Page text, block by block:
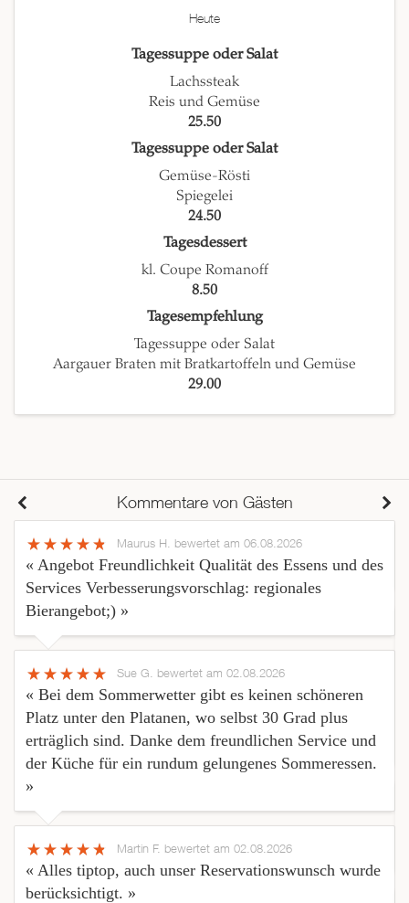
Heute
Tagessuppe oder Salat
Lachssteak
Reis und Gemüse
25.50
Tagessuppe oder Salat
Gemüse-Rösti
Spiegelei
24.50
Tagesdessert
kl. Coupe Romanoff
8.50
Tagesempfehlung
Tagessuppe oder Salat
Aargauer Braten mit Bratkartoffeln und Gemüse
29.00
Kommentare von Gästen
Maurus H. bewertet am 06.08.2026
« Angebot Freundlichkeit Qualität des Essens und des
Services Verbesserungsvorschlag: regionales
Bierangebot;) »
Sue G. bewertet am 02.08.2026
« Bei dem Sommerwetter gibt es keinen schöneren
Platz unter den Platanen, wo selbst 30 Grad plus
erträglich sind. Danke dem freundlichen Service und
der Küche für ein rundum gelungenes Sommeressen.
»
Martin F. bewertet am 02.08.2026
« Alles tiptop, auch unser Reservationswunsch wurde
berücksichtigt. »